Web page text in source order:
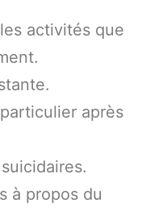
activités que
après
à propos du